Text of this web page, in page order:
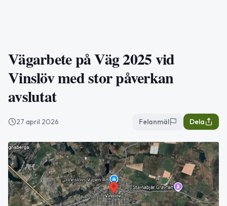
Vägarbete på Väg 2025 vid
Vinslöv med stor påverkan
avslutat
27 april 2026 Felanmäl Dela